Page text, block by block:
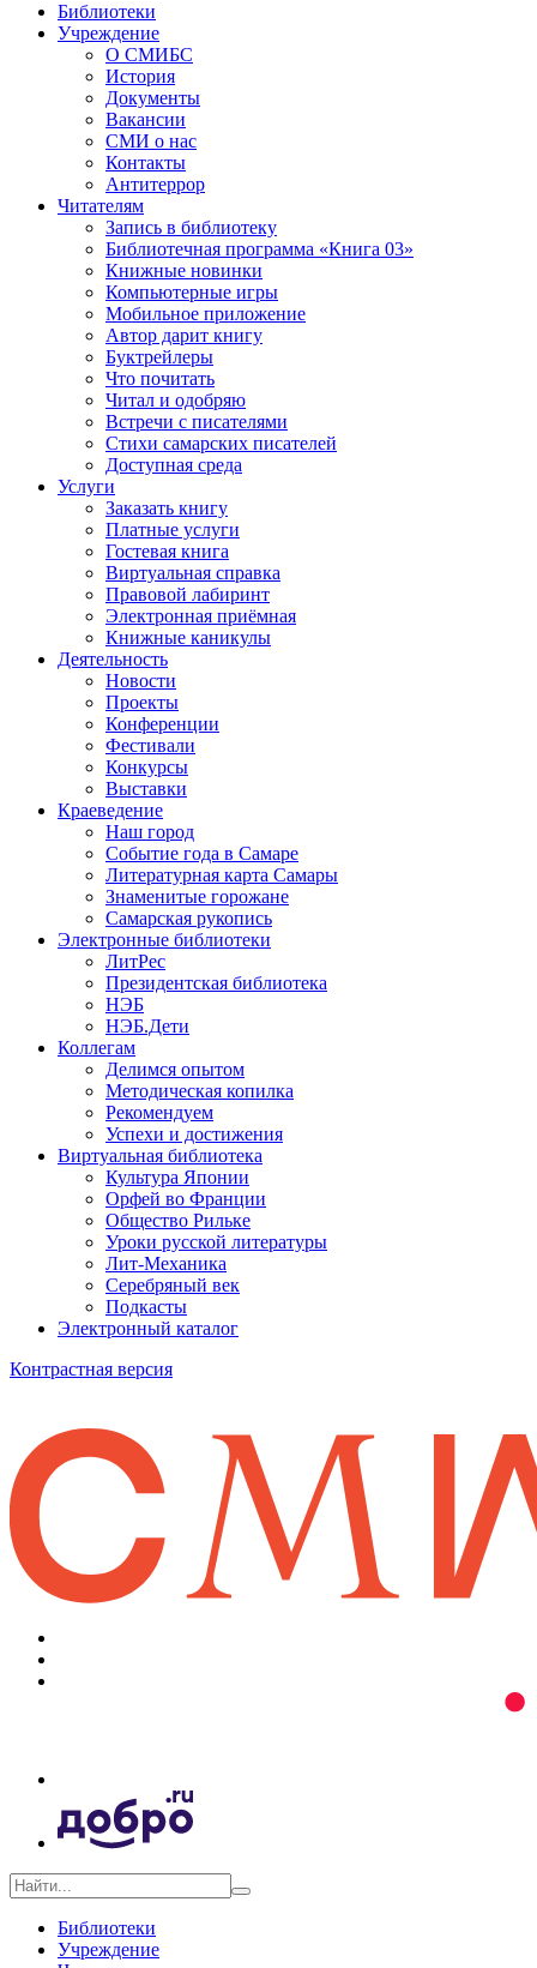
Библиотеки
Учреждение
О СМИБС
История
Документы
Вакансии
СМИ о нас
Контакты
Антитеррор
Читателям
Запись в библиотеку
Библиотечная программа «Книга 03»
Книжные новинки
Компьютерные игры
Мобильное приложение
Автор дарит книгу
Буктрейлеры
Что почитать
Читал и одобряю
Встречи с писателями
Стихи самарских писателей
Доступная среда
Услуги
Заказать книгу
Платные услуги
Гостевая книга
Виртуальная справка
Правовой лабиринт
Электронная приёмная
Книжные каникулы
Деятельность
Новости
Проекты
Конференции
Фестивали
Конкурсы
Выставки
Краеведение
Наш город
Событие года в Самаре
Литературная карта Самары
Знаменитые горожане
Самарская рукопись
Электронные библиотеки
ЛитРес
Президентская библиотека
НЭБ
НЭБ.Дети
Коллегам
Делимся опытом
Методическая копилка
Рекомендуем
Успехи и достижения
Виртуальная библиотека
Культура Японии
Орфей во Франции
Общество Рильке
Уроки русской литературы
Лит-Механика
Серебряный век
Подкасты
Электронный каталог
Контрастная версия
Библиотеки
Учреждение